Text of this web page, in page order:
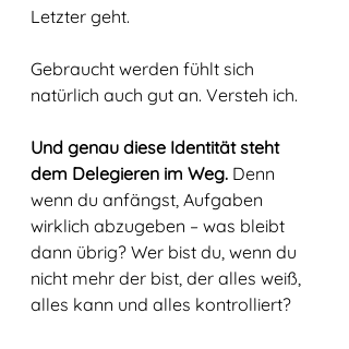
Letzter geht.
Gebraucht werden fühlt sich
natürlich auch gut an. Versteh ich.
Und genau diese Identität steht
dem Delegieren im Weg. Denn
wenn du anfängst, Aufgaben
wirklich abzugeben – was bleibt
dann übrig? Wer bist du, wenn du
nicht mehr der bist, der alles weiß,
alles kann und alles kontrolliert?